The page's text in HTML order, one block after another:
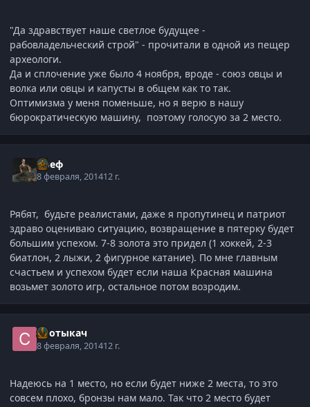
"Да здравствует наше светлое будущее -
рабовладельческий строй" - прочитали в одной из пещер
археологи.
Да и сплочение уже было 4 ноября, вроде - союз овцы и
волка или овцы и капусты в общем как то так.
Оптимизма у меня поменьше, но я верю в нашу
бюрократическую машину, поэтому голосую за 2 место.
Алеф
8 февраля, 201412 г.
Рябят, будьте реалистами, даже я пропутинец и патриот
здраво оцениваю ситуацию, возвращение в пятерку будет
большим успехом. 7-8 золота это придел (1 хоккей, 2-3
биатлон, 2 лыжи, 2 фигурное катание). По мне главным
счастьем и успехом будет если наша Красная машина
возьмет золото игр, остальное потом возродим.
Спотыкач
8 февраля, 201412 г.
Надеюсь на 1 место, но если будет ниже 2 места, то это
совсем плохо, бронзы нам мало. Так что 2 место будет